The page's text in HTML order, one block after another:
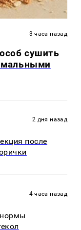
3 часа назад
сушить
2 дня назад
после
4 часа назад